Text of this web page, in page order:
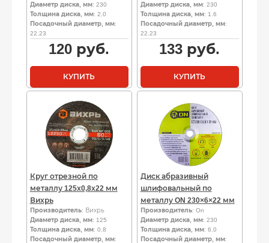
Диаметр диска, мм: 230
Толщина диска, мм: 2.0
Посадочный диаметр, мм:
22.23
120 руб.
КУПИТЬ
Диаметр диска, мм: 230
Толщина диска, мм: 1.6
Посадочный диаметр, мм:
22.23
133 руб.
КУПИТЬ
Круг отрезной по
металлу 125х0,8х22 мм
Вихрь
Производитель: Вихрь
Диаметр диска, мм: 125
Толщина диска, мм: 0.8
Посадочный диаметр, мм:
Диск абразивный
шлифовальный по
металлу ON 230×6×22 мм
Производитель: On
Диаметр диска, мм: 230
Толщина диска, мм: 6.0
Посадочный диаметр, мм: